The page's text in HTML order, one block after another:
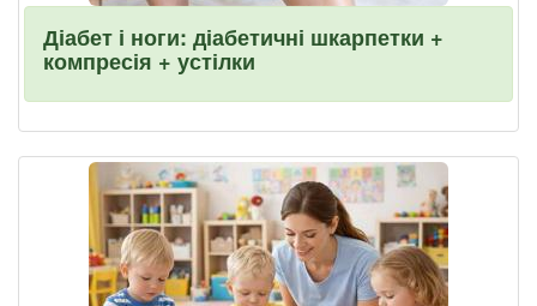
Діабет і ноги: діабетичні шкарпетки +
компресія + устілки